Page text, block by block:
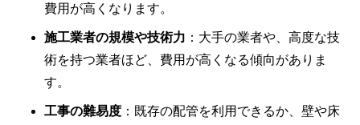
費用が高くなります。
施工業者の規模や技術力 ：大手の業者や、高度な技
術を持つ業者ほど、費用が高くなる傾向がありま
す。
工事の難易度 ：既存の配管を利用できるか、壁や床